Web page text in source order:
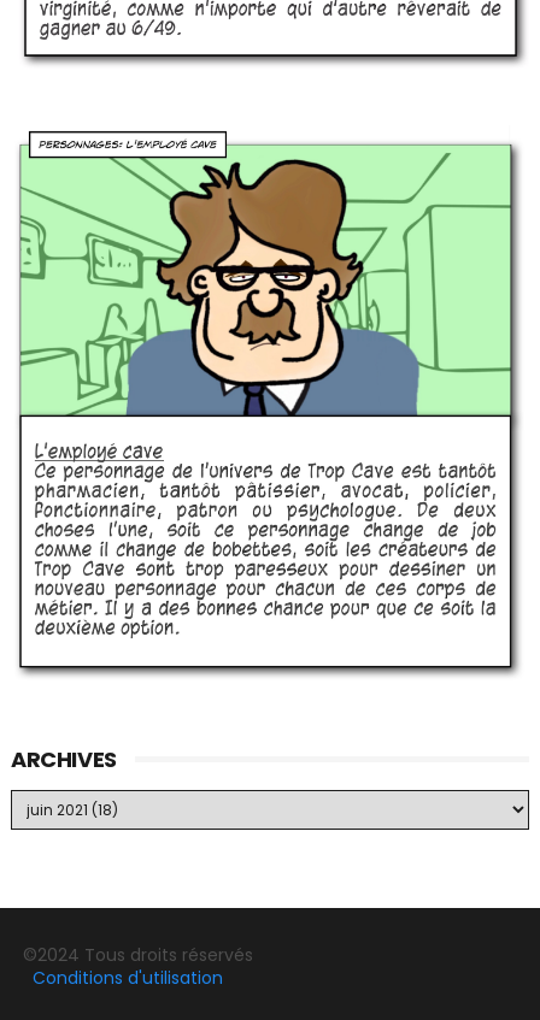
ARCHIVES
©2024 Tous droits réservés
Conditions d'utilisation